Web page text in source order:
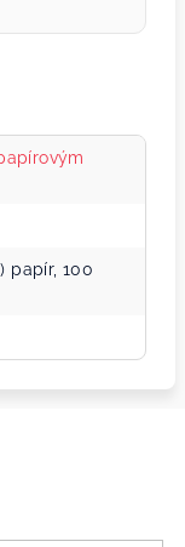
papír, 100